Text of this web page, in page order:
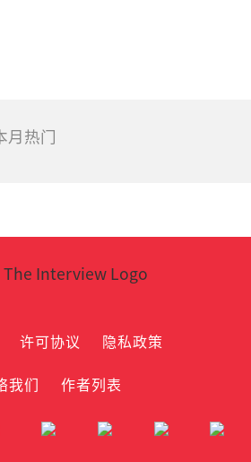
月热门
许可协议
隐私政策
我们
作者列表